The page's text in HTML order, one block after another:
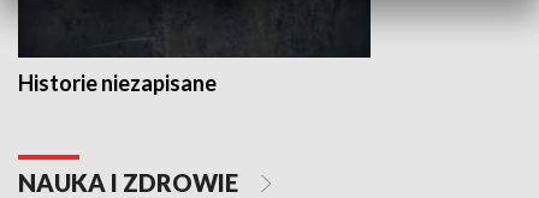
Historie niezapisane
NAUKA I ZDROWIE